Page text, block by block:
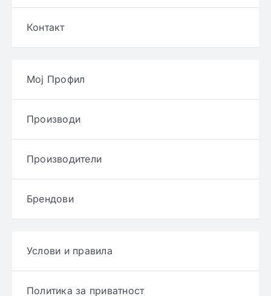
Контакт
Мој Профил
Производи
Производители
Брендови
Услови и правила
Политика за приватност